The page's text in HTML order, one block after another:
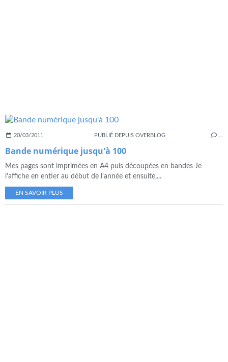
20/03/2011 PUBLIÉ DEPUIS OVERBLOG
Bande numérique jusqu'à 100
Mes pages sont imprimées en A4 puis découpées en bandes Je
l'affiche en entier au début de l'année et ensuite,...
EN SAVOIR PLUS